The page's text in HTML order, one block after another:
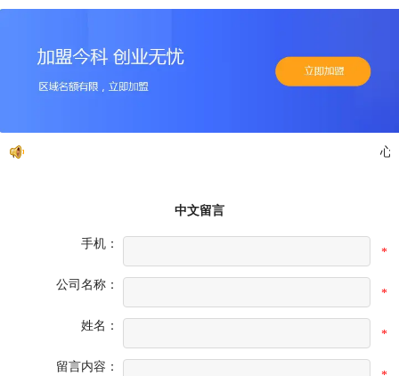
心
中文留言
手机：
*
公司名称：
*
姓名：
*
留言内容：